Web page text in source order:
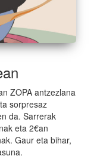
ZOPA antzezlana
sorpresaz
da. Sarrerak
eta 2€an
Gaur eta bihar,